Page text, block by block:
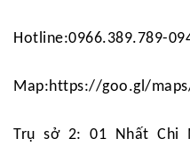
Hotline:0966.389.789-
Map:https://goo.gl/
Trụ sở 2: 01 Nhất Chi